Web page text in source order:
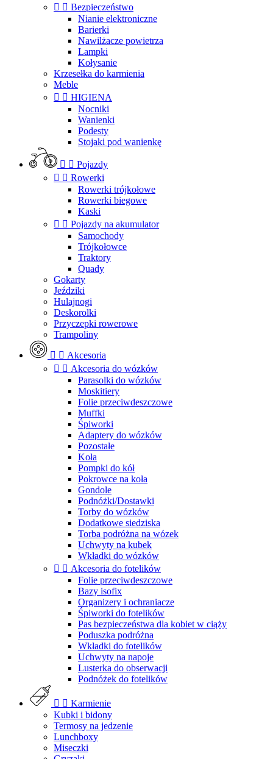
  Bezpieczeństwo
Nianie elektroniczne
Barierki
Nawilżacze powietrza
Lampki
Kołysanie
Krzesełka do karmienia
Meble
  HIGIENA
Nocniki
Wanienki
Podesty
Stojaki pod wanienkę
  Pojazdy
  Rowerki
Rowerki trójkołowe
Rowerki biegowe
Kaski
  Pojazdy na akumulator
Samochody
Trójkołowce
Traktory
Quady
Gokarty
Jeździki
Hulajnogi
Deskorolki
Przyczepki rowerowe
Trampoliny
  Akcesoria
  Akcesoria do wózków
Parasolki do wózków
Moskitiery
Folie przeciwdeszczowe
Muffki
Śpiworki
Adaptery do wózków
Pozostałe
Koła
Pompki do kół
Pokrowce na koła
Gondole
Podnóżki/Dostawki
Torby do wózków
Dodatkowe siedziska
Torba podróżna na wózek
Uchwyty na kubek
Wkładki do wózków
  Akcesoria do fotelików
Folie przeciwdeszczowe
Bazy isofix
Organizery i ochraniacze
Śpiworki do fotelików
Pas bezpieczeństwa dla kobiet w ciąży
Poduszka podróżna
Wkładki do fotelików
Uchwyty na napoje
Lusterka do obserwacji
Podnóżek do fotelików
  Karmienie
Kubki i bidony
Termosy na jedzenie
Lunchboxy
Miseczki